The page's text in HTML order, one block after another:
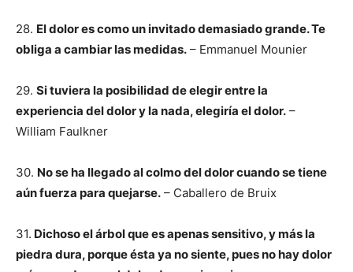
28. El dolor es como un invitado demasiado grande. Te
obliga a cambiar las medidas. – Emmanuel Mounier
29. Si tuviera la posibilidad de elegir entre la
experiencia del dolor y la nada, elegiría el dolor. –
William Faulkner
30. No se ha llegado al colmo del dolor cuando se tiene
aún fuerza para quejarse. – Caballero de Bruix
31. Dichoso el árbol que es apenas sensitivo, y más la
piedra dura, porque ésta ya no siente, pues no hay dolor